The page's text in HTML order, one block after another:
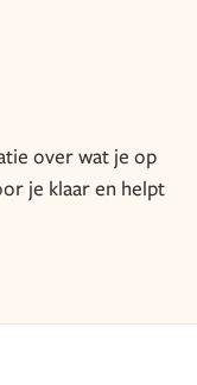
over wat je op
je klaar en helpt